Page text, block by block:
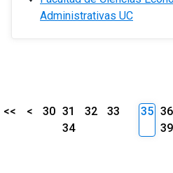
Administrativas UC
<< < 30 31 32
33
34
35 36
39